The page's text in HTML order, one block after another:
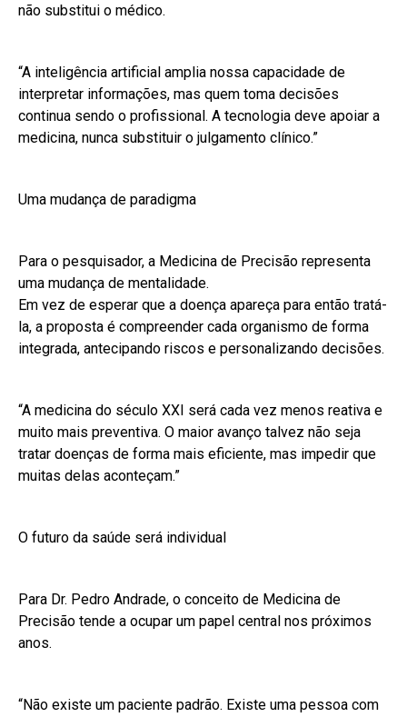
não substitui o médico.
“A inteligência artificial amplia nossa capacidade de
interpretar informações, mas quem toma decisões
continua sendo o profissional. A tecnologia deve apoiar a
medicina, nunca substituir o julgamento clínico.”
Uma mudança de paradigma
Para o pesquisador, a Medicina de Precisão representa
uma mudança de mentalidade.
Em vez de esperar que a doença apareça para então tratá-
la, a proposta é compreender cada organismo de forma
integrada, antecipando riscos e personalizando decisões.
“A medicina do século XXI será cada vez menos reativa e
muito mais preventiva. O maior avanço talvez não seja
tratar doenças de forma mais eficiente, mas impedir que
muitas delas aconteçam.”
O futuro da saúde será individual
Para Dr. Pedro Andrade, o conceito de Medicina de
Precisão tende a ocupar um papel central nos próximos
anos.
“Não existe um paciente padrão. Existe uma pessoa com